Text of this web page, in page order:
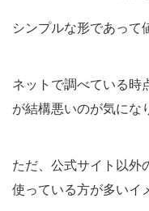
シンプルな形であって
ネットで調べている時
が結構悪いのが気にな
ただ、公式サイト以外
使っている方が多いイ